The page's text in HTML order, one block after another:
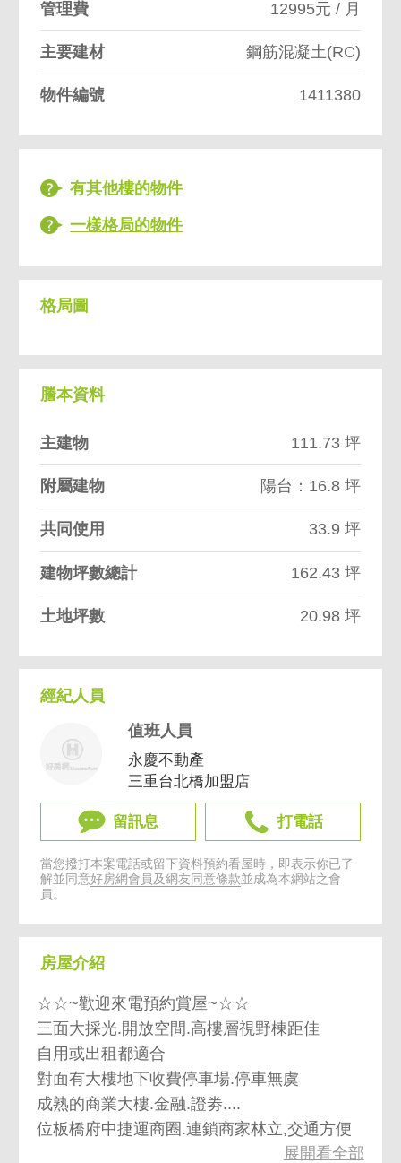
管理費 12995元 / 月
主要建材 鋼筋混凝土(RC)
物件編號 1411380
有其他樓的物件
一樣格局的物件
格局圖
謄本資料
主建物 111.73 坪
附屬建物 陽台：16.8 坪
共同使用 33.9 坪
建物坪數總計 162.43 坪
土地坪數 20.98 坪
經紀人員
值班人員
永慶不動產
三重台北橋加盟店
留訊息 打電話
當您撥打本案電話或留下資料預約看屋時，即表示你已了
解並同意好房網會員及網友同意條款並成為本網站之會
員。
房屋介紹
☆☆~歡迎來電預約賞屋~☆☆
三面大採光.開放空間.高樓層視野棟距佳
自用或出租都適合
對面有大樓地下收費停車場.停車無虞
成熟的商業大樓.金融.證劵....
位板橋府中捷運商圈.連鎖商家林立,交通方便
展開看全部